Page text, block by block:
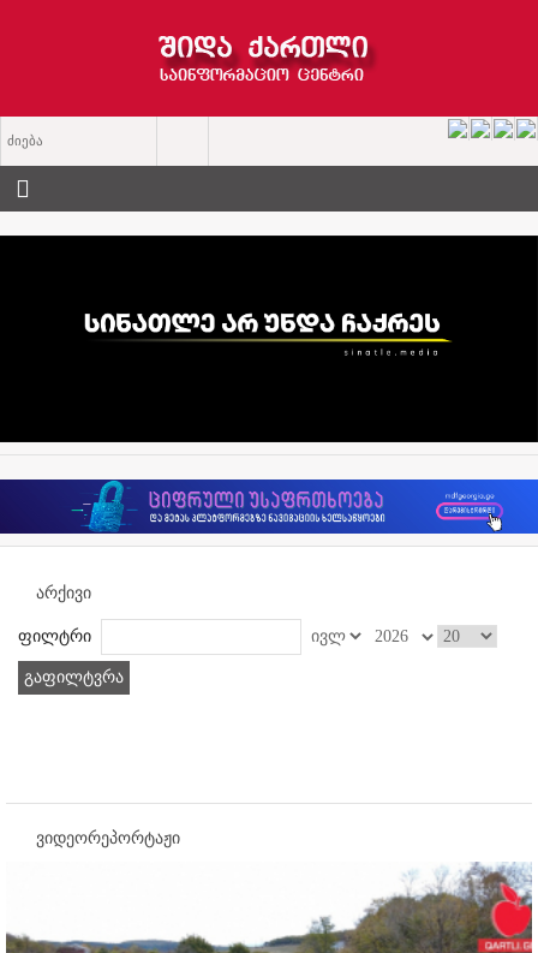
არქივი
ფილტრი
გაფილტვრა
ვიდეორეპორტაჟი